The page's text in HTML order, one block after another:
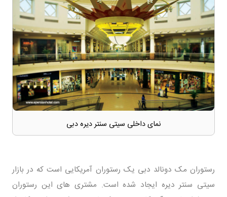
نمای داخلی سیتی سنتر دیره دبی
رستوران مک دونالد دبی یک رستوران آمریکایی است که در بازار
سیتی سنتر دیره ایجاد شده است. مشتری های این رستوران